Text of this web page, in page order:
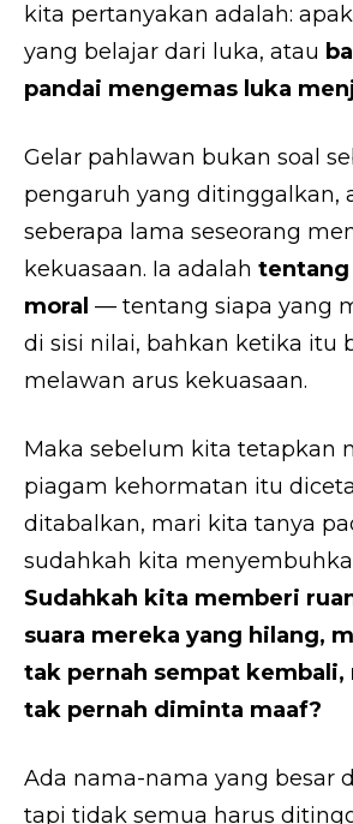
kita pertanyakan adalah:
yang belajar dari luka, atau
pandai mengemas luka
Gelar pahlawan bukan soal
pengaruh yang ditinggalkan,
seberapa lama seseorang
kekuasaan. Ia adalah tentang
moral — tentang siapa yang
di sisi nilai, bahkan ketika itu
melawan arus kekuasaan.
Maka sebelum kita tetapkan
piagam kehormatan itu
ditabalkan, mari kita tanya
sudahkah kita
Sudahkah kita memberi
suara mereka yang hilang,
tak pernah sempat kembali,
tak pernah diminta maaf?
Ada nama-nama yang besar
tapi tidak semua harus